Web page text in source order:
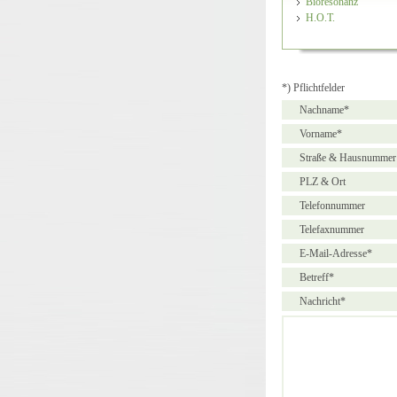
H.O.T.
*) Pflichtfelder
Nachname*
Vorname*
Straße & Hausnummer
PLZ & Ort
Telefonnummer
Telefaxnummer
E-Mail-Adresse*
Betreff*
Nachricht*